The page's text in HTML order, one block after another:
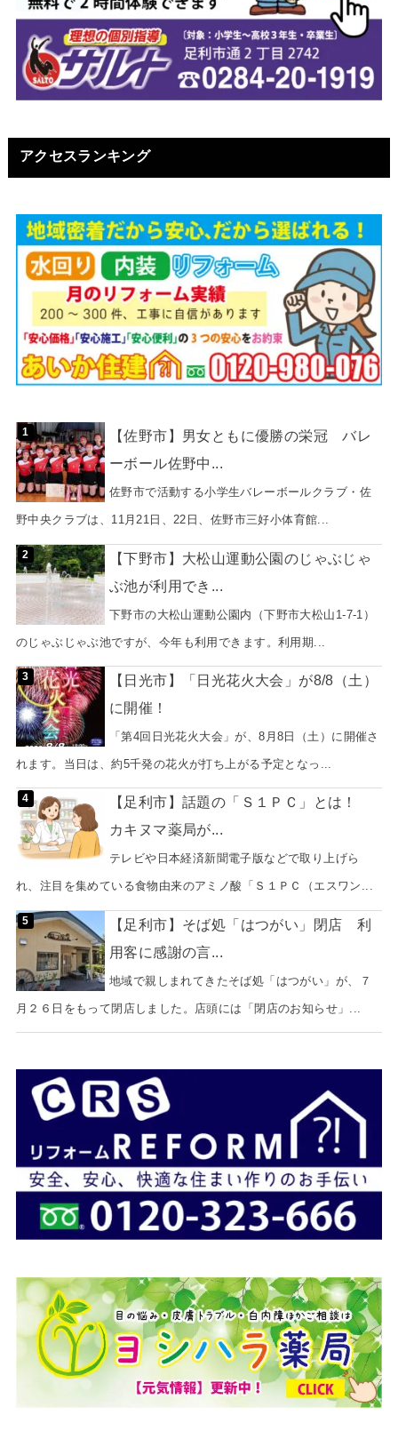
アクセスランキング
【佐野市】男女ともに優勝の栄冠 バレ
ーボール佐野中...
佐野市で活動する小学生バレーボールクラブ・佐
野中央クラブは、11月21日、22日、佐野市三好小体育館...
【下野市】大松山運動公園のじゃぶじゃ
ぶ池が利用でき...
下野市の大松山運動公園内（下野市大松山1-7-1）
のじゃぶじゃぶ池ですが、今年も利用できます。利用期...
【日光市】「日光花火大会」が8/8（土）
に開催！
「第4回日光花火大会」が、8月8日（土）に開催さ
れます。当日は、約5千発の花火が打ち上がる予定となっ...
【足利市】話題の「Ｓ１ＰＣ」とは！
カキヌマ薬局が...
テレビや日本経済新聞電子版などで取り上げら
れ、注目を集めている食物由来のアミノ酸「Ｓ１ＰＣ（エスワン...
【足利市】そば処「はつがい」閉店 利
用客に感謝の言...
地域で親しまれてきたそば処「はつがい」が、７
月２６日をもって閉店しました。店頭には「閉店のお知らせ」...